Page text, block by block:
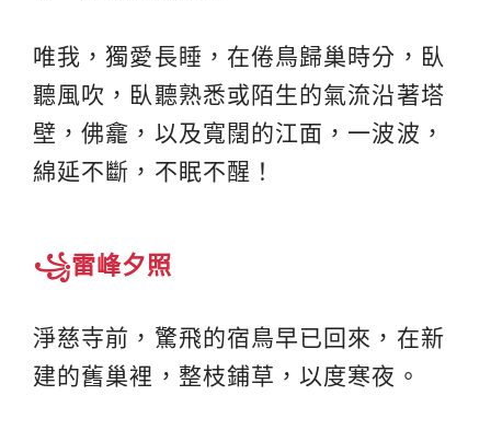
唯我，獨愛長睡，在倦鳥歸巢時分，臥
聽風吹，臥聽熟悉或陌生的氣流沿著塔
壁，佛龕，以及寬闊的江面，一波波，
綿延不斷，不眠不醒！
꧁雷峰夕照
淨慈寺前，驚飛的宿鳥早已回來，在新
建的舊巢裡，整枝鋪草，以度寒夜。